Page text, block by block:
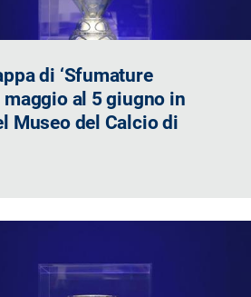
di ‘Sfumature
maggio al 5 giugno in
Museo del Calcio di